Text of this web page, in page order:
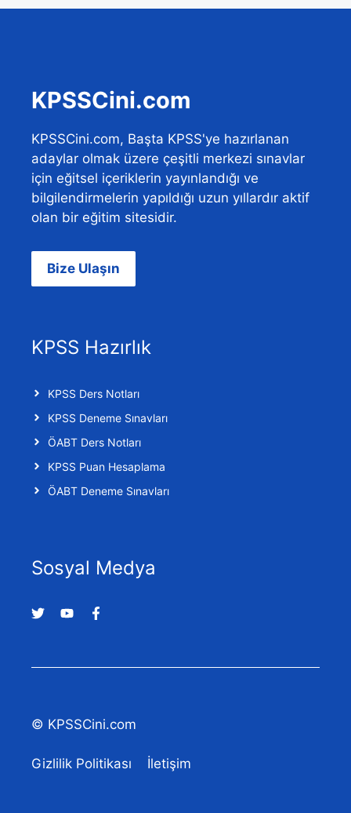
KPSSCini.com
KPSSCini.com, Başta KPSS'ye hazırlanan
adaylar olmak üzere çeşitli merkezi sınavlar
için eğitsel içeriklerin yayınlandığı ve
bilgilendirmelerin yapıldığı uzun yıllardır aktif
olan bir eğitim sitesidir.
Bize Ulaşın
KPSS Hazırlık
KPSS Ders Notları
KPSS Deneme Sınavları
ÖABT Ders Notları
KPSS Puan Hesaplama
ÖABT Deneme Sınavları
Sosyal Medya
© KPSSCini.com
Gizlilik Politikası İletişim